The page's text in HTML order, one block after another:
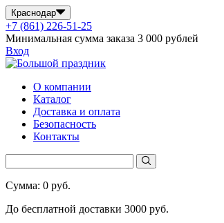
Краснодар
+7 (861) 226-51-25
Минимальная сумма заказа 3 000 рублей
Вход
О компании
Каталог
Доставка и оплата
Безопасность
Контакты
Сумма: 0 руб.
До бесплатной доставки 3000 руб.